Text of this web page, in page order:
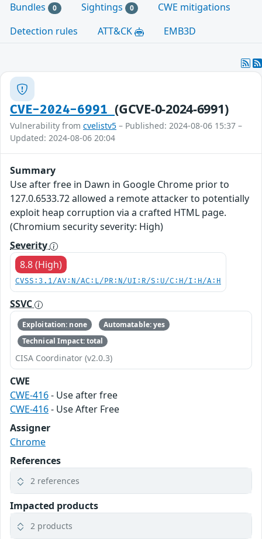
Bundles 0 Sightings 0
CWE mitigations
Detection rules
ATT&CK EMB3D
CVE-2024-6991(GCVE-0-2024-6991)
Vulnerability from cvelistv5 – Published: 2024-08-06 15:37 –
Updated: 2024-08-06 20:04
Summary
Use after free in Dawn in Google Chrome prior to
127.0.6533.72 allowed a remote attacker to potentially
exploit heap corruption via a crafted HTML page.
(Chromium security severity: High)
Severity
8.8 (High)
CVSS:3.1/AV:N/AC:L/PR:N/UI:R/S:U/C:H/I:H/A:H
SSVC
Exploitation: none
Automatable: yes
Technical Impact: total
CISA Coordinator (v2.0.3)
CWE
CWE-416- Use after free
CWE-416- Use After Free
Assigner
Chrome
References
2 references
Impacted products
2 products